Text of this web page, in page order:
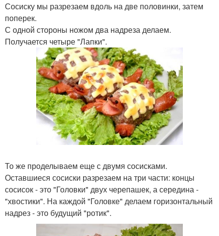
Сосиску мы разрезаем вдоль на две половинки, затем
поперек.
С одной стороны ножом два надреза делаем.
Получается четыре "Лапки".
То же проделываем еще с двумя сосисками.
Оставшиеся сосиски разрезаем на три части: концы
сосисок - это "Головки" двух черепашек, а середина -
"хвостики". На каждой "Головке" делаем горизонтальный
надрез - это будущий "ротик".